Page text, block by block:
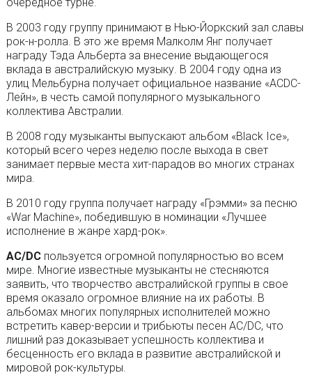
В 2003 году группу принимают в Нью-Йоркский зал славы
рок-н-ролла. В это же время Малколм Янг получает
награду Тэда Альберта за внесение выдающегося
вклада в австралийскую музыку. В 2004 году одна из
улиц Мельбурна получает официальное название «ACDC-
Лейн», в честь самой популярного музыкального
коллектива Австралии.
В 2008 году музыканты выпускают альбом «Black Ice»,
который всего через неделю после выхода в свет
занимает первые места хит-парадов во многих странах
мира.
В 2010 году группа получает награду «Грэмми» за песню
«War Machine», победившую в номинации «Лучшее
исполнение в жанре хард-рок».
AC/DCпользуется огромной популярностью во всем
мире. Многие известные музыканты не стесняются
заявить, что творчество австралийской группы в свое
время оказало огромное влияние на их работы. В
альбомах многих популярных исполнителей можно
встретить кавер-версии и трибьюты песен AC/DC, что
лишний раз доказывает успешность коллектива и
бесценность его вклада в развитие австралийской и
мировой рок-культуры.